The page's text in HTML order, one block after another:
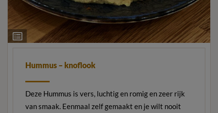
Ingrediëntenlijst
Hummus – knoflook
Deze Hummus is vers, luchtig en romig en zeer rijk
van smaak. Eenmaal zelf gemaakt en je wilt nooit